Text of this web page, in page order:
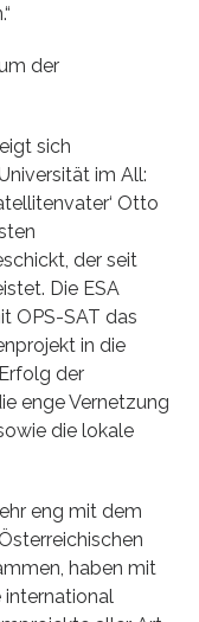
der
sich
im All:
Otto
der seit
Die ESA
OPS-SAT das
in die
der
enge Vernetzung
die lokale
eng mit dem
haben mit